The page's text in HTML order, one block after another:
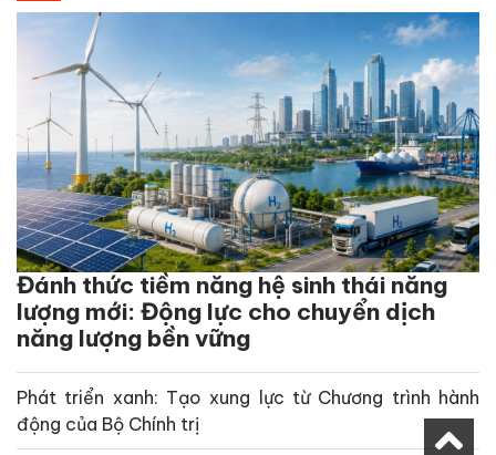
Đánh thức tiềm năng hệ sinh thái năng
lượng mới: Động lực cho chuyển dịch
năng lượng bền vững
Phát triển xanh: Tạo xung lực từ Chương trình hành
động của Bộ Chính trị